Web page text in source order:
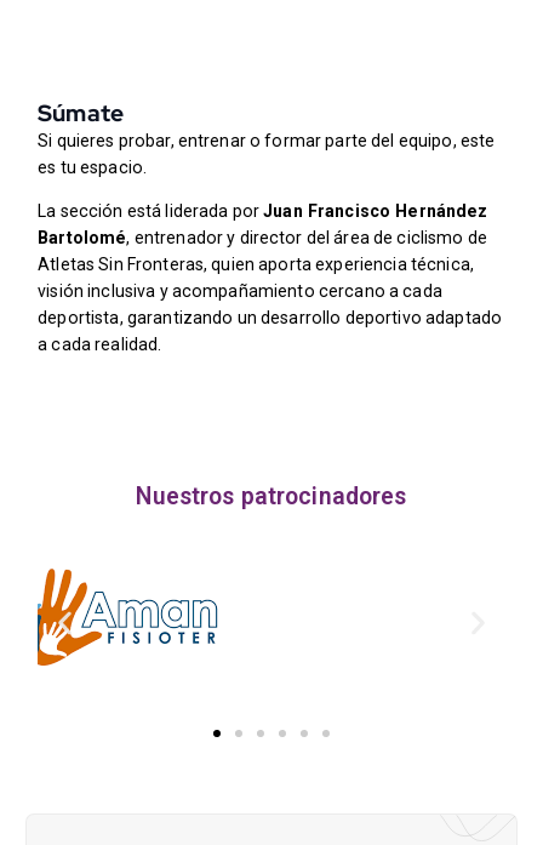
Súmate
Si quieres probar, entrenar o formar parte del equipo, este
es tu espacio.
La sección está liderada porJuan Francisco Hernández
Bartolomé, entrenador y director del área de ciclismo de
Atletas Sin Fronteras, quien aporta experiencia técnica,
visión inclusiva y acompañamiento cercano a cada
deportista, garantizando un desarrollo deportivo adaptado
a cada realidad.
Nuestros patrocinadores